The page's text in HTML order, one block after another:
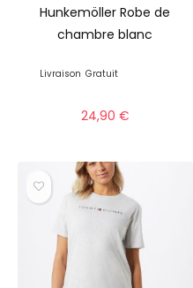
Hunkemöller Robe de
chambre blanc
Livraison Gratuit
24,90 €